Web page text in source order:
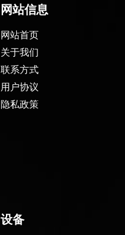
网站信息
网站首页
关于我们
联系方式
用户协议
隐私政策
设备